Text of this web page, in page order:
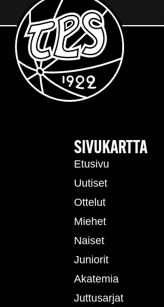
SIVUKARTTA
Etusivu
Uutiset
Ottelut
Miehet
Naiset
Juniorit
Akatemia
Juttusarjat